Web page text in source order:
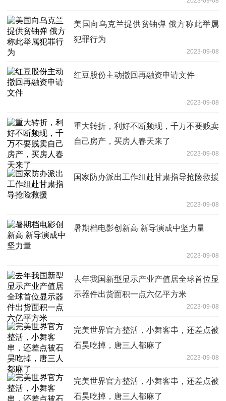
美国向乌克兰提供贫铀弹 俄方称此举属
犯罪行为
2023-09-08
红豆股份主动撤回再融资申请文件
2023-09-08
重大转折，利好不断频现，千万不要贱卖
自己房产，买房人春天来了
2023-09-08
国家防办派出工作组赴甘肃指导抢险救援
2023-09-08
暑期档电影创新高 新导演成中坚力量
2023-09-08
去年我国新型显示产业产值居全球首位显
示器件出货面积一点六亿平方米
2023-09-08
完美世界官方整活，小舞客串，还差点被
石昊吃掉，唐三人都麻了
2023-09-08
完美世界官方整活，小舞客串，还差点被
石昊吃掉，唐三人都麻了